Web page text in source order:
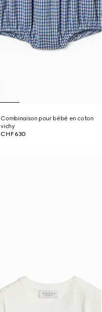
Combinaison pour bébé en coton
vichy
CHF 630